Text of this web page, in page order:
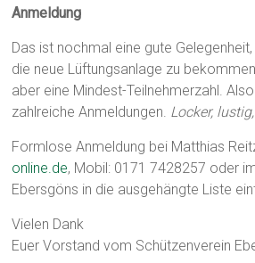
Anmeldung
Das ist nochmal eine gute
die neue Lüftungsanlage zu
aber eine Mindest-Teilnehmerzahl.
zahlreiche Anmeldungen. Locker,
Formlose Anmeldung bei Matthias
online.de, Mobil: 0171 7428257 oder
Ebersgöns in die ausgehängte Liste
Vielen Dank
Euer Vorstand vom Schützenverein